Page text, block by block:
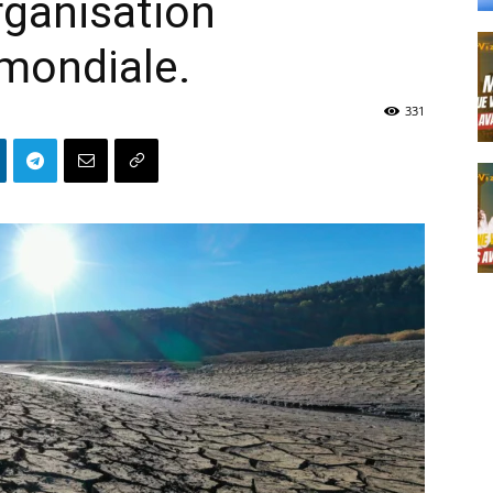
331